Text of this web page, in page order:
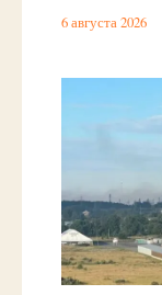
6 августа 2026